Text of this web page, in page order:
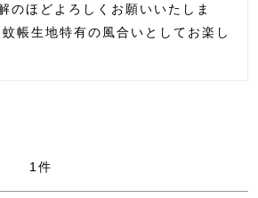
のほどよろしくお願いいたしま
帳生地特有の風合いとしてお楽し
1